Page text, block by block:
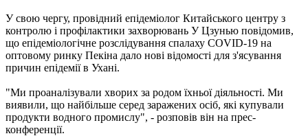
У свою чергу, провідний епідеміолог Китайського центру з
контролю і профілактики захворювань У Цзунью повідомив,
що епідеміологічне розслідування спалаху COVID-19 на
оптовому ринку Пекіна дало нові відомості для з'ясування
причин епідемії в Ухані.
"Ми проаналізували хворих за родом їхньої діяльності. Ми
виявили, що найбільше серед заражених осіб, які купували
продукти водного промислу", - розповів він на прес-
конференції.